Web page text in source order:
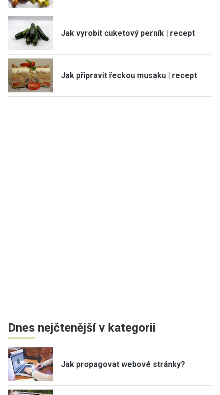
Jak vyrobit cuketový perník | recept
Jak připravit řeckou musaku | recept
Dnes nejčtenější v kategorii
Jak propagovat webové stránky?